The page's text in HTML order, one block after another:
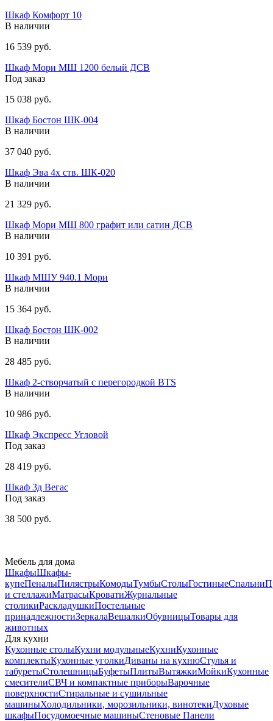
Шкаф Комфорт 10
В наличии
16 539 руб.
Шкаф Мори МШ 1200 белый ДСВ
Под заказ
15 038 руб.
Шкаф Бостон ШК-004
В наличии
37 040 руб.
Шкаф Эва 4х ств. ШК-020
В наличии
21 329 руб.
Шкаф Мори МШ 800 графит или сатин ДСВ
В наличии
10 391 руб.
Шкаф МШУ 940.1 Мори
В наличии
15 364 руб.
Шкаф Бостон ШК-002
В наличии
28 485 руб.
Шкаф 2-створчатый с перегородкой BTS
В наличии
10 986 руб.
Шкаф Экспресс Угловой
Под заказ
28 419 руб.
Шкаф 3д Вегас
Под заказ
38 500 руб.
Мебель для дома
ШкафыШкафы-
купеПеналыПилястрыКомодыТумбыСтолыГостиныеСпальни
и стеллажиМатрасыКроватиЖурнальные
столикиРаскладушкиПостельные
принадлежностиЗеркалаВешалкиОбувницыТовары для
животных
Для кухни
Кухонные столыКухни модульныеКухниКухонные
комплектыКухонные уголкиДиваны на кухнюСтулья и
табуретыСтолешницыБуфетыПлитыВытяжкиМойкиКухонные
смесителиСВЧ и компактные приборыВарочные
поверхностиСтиральные и сушильные
машиныХолодильники, морозильники, винотекиДуховые
шкафыПосудомоечные машиныСтеновые Панели